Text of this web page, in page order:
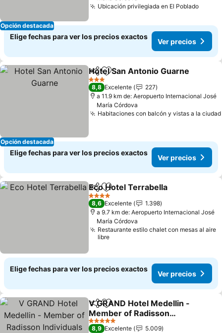
Opción destacada
Ubicación privilegiada en El PobladoVer
Elige fechas para ver los precios exactos
Ver precios
Opción destacada
CompartirAgregar a favoritos
Hotel San Antonio Guarne
3 Estrellas
8,8 Excelente
227
a 11.9 km de: Aeropuerto Internacional José
María Córdova
Habitaciones con balcón y vistas a la ciudad
Elige fechas para ver los precios exactos
Ver precios
CompartirAgregar a favoritos
Eco Hotel Terrabella
4 Estrellas
8,6 Excelente
1.398
a 9.7 km de: Aeropuerto Internacional José
María Córdova
Restaurante estilo chalet con mesas al aire
libre
Elige fechas para ver los precios exactos
Ver precios
CompartirAgregar a favoritos
V GRAND Hotel Medellin -
Member of Radisson
Individuals
Ver precios
5 Estrellas
8,9 Excelente
5.009